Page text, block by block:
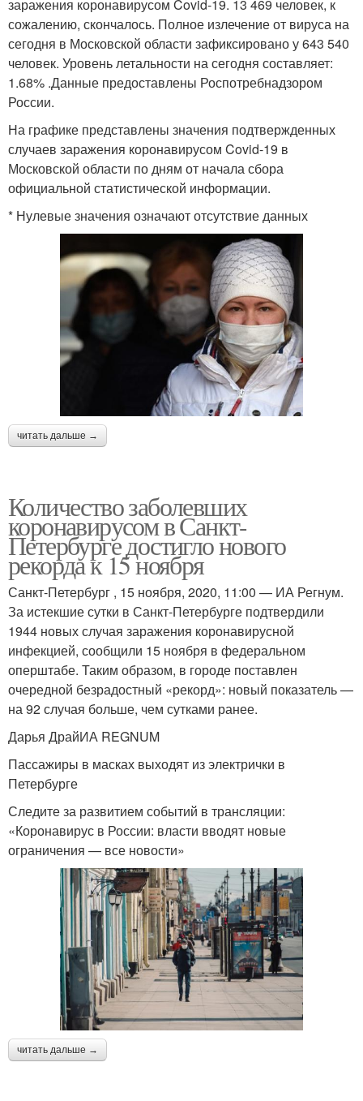
заражения коронавирусом Covid-19. 13 469 человек, к
сожалению, скончалось. Полное излечение от вируса на
сегодня в Московской области зафиксировано у 643 540
человек. Уровень летальности на сегодня составляет:
1.68% .Данные предоставлены Роспотребнадзором
России.
На графике представлены значения подтвержденных
случаев заражения коронавирусом Covid-19 в
Московской области по дням от начала сбора
официальной статистической информации.
* Нулевые значения означают отсутствие данных
читать дальше →
Количество заболевших
коронавирусом в Санкт-
Петербурге достигло нового
рекорда к 15 ноября
Санкт-Петербург , 15 ноября, 2020, 11:00 — ИА Регнум.
За истекшие сутки в Санкт-Петербурге подтвердили
1944 новых случая заражения коронавирусной
инфекцией, сообщили 15 ноября в федеральном
оперштабе. Таким образом, в городе поставлен
очередной безрадостный «рекорд»: новый показатель —
на 92 случая больше, чем сутками ранее.
Дарья ДрайИА REGNUM
Пассажиры в масках выходят из электрички в
Петербурге
Следите за развитием событий в трансляции:
«Коронавирус в России: власти вводят новые
ограничения — все новости»
читать дальше →